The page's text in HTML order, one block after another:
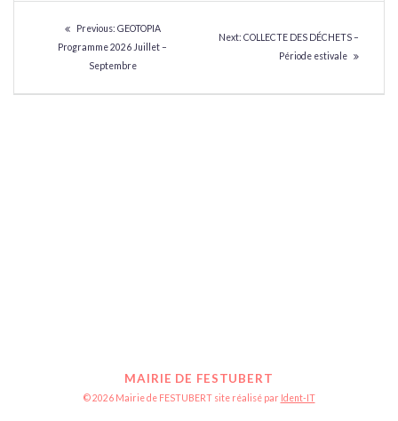
NAVIGATION
L’ARTICLE
Previous: Previous
post:
GEOTOPIA
Programme 2026 Juillet –
Septembre
Next: Next
COLLECTE DES DÉCHETS –
Période estivale
MAIRIE DE FESTUBERT
© 2026 Mairie de FESTUBERT site réalisé par Ident-IT